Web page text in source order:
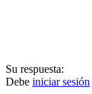
Su respuesta:
Debe iniciar sesión